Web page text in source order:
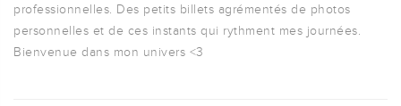
professionnelles. Des petits billets agrémentés de photos
personnelles et de ces instants qui rythment mes journées.
Bienvenue dans mon univers <3